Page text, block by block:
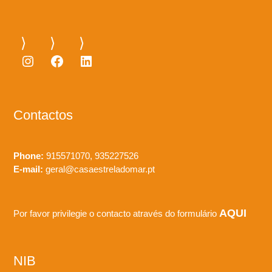
Instagram
Facebook
LinkedIn
Contactos
Phone: 915571070, 935227526
E-mail: geral@casaestreladomar.pt
Por favor privilegie o contacto através do formulário AQUI
NIB